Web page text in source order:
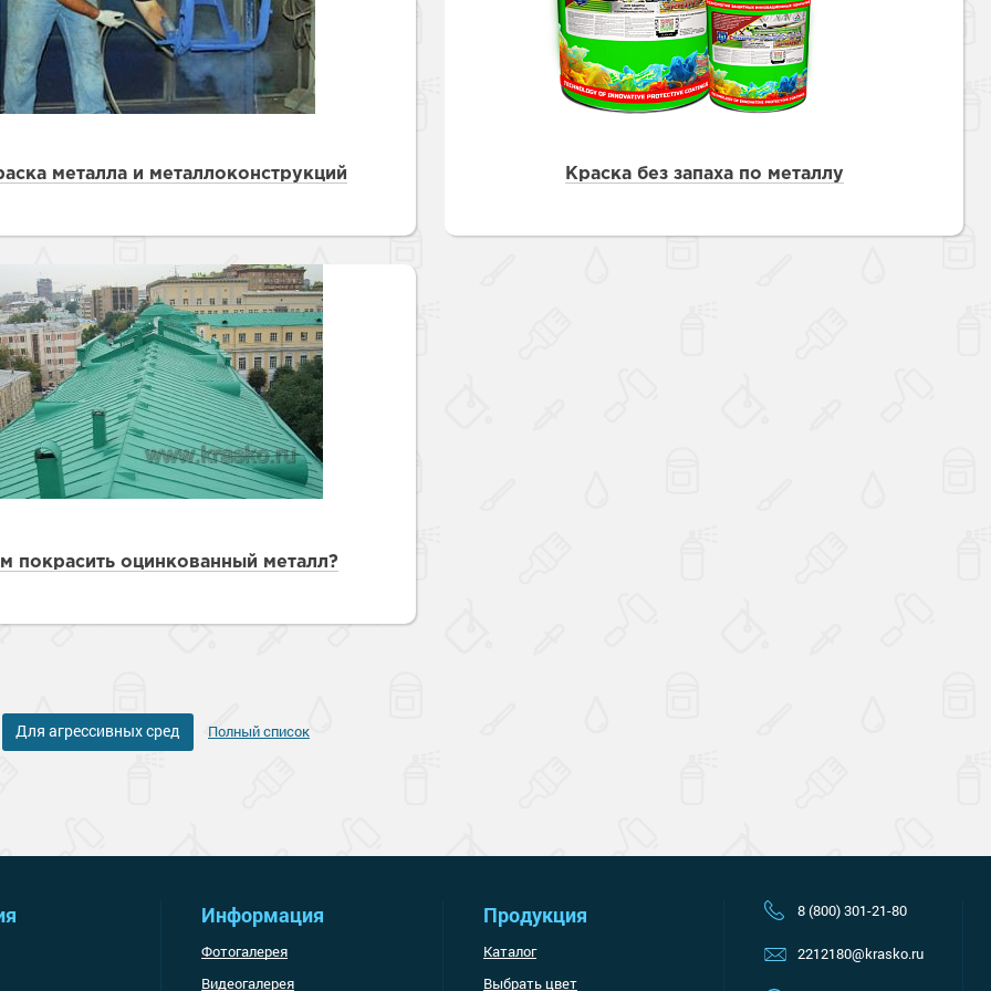
металла и металлоконструкций Краска без запаха по металлу
покрасить оцинкованный металл?
Для агрессивных сред Полный список
Информация
Фотогалерея
Видеогалерея
Продукция
Каталог
Выбрать цвет
8 (800) 301-21-80
2212180@krasko.ru